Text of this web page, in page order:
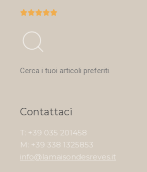

Cerca i tuoi articoli preferiti.
Contattaci
T: +39 035 201458
M: +39 338 1325853
info@lamaisondesreves.it